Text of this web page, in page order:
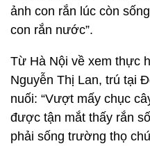
ảnh con rắn lúc còn
con rắn nước”.
Từ Hà Nội về xem thực
Nguyễn Thị Lan, trú tại
nuối: “Vượt mấy chục
được tận mắt thấy rắn
phải sống trường thọ